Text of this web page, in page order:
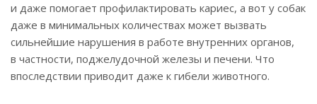
и даже помогает профилактировать кариес, а вот у собак
даже в минимальных количествах может вызвать
сильнейшие нарушения в работе внутренних органов,
в частности, поджелудочной железы и печени. Что
впоследствии приводит даже к гибели животного.